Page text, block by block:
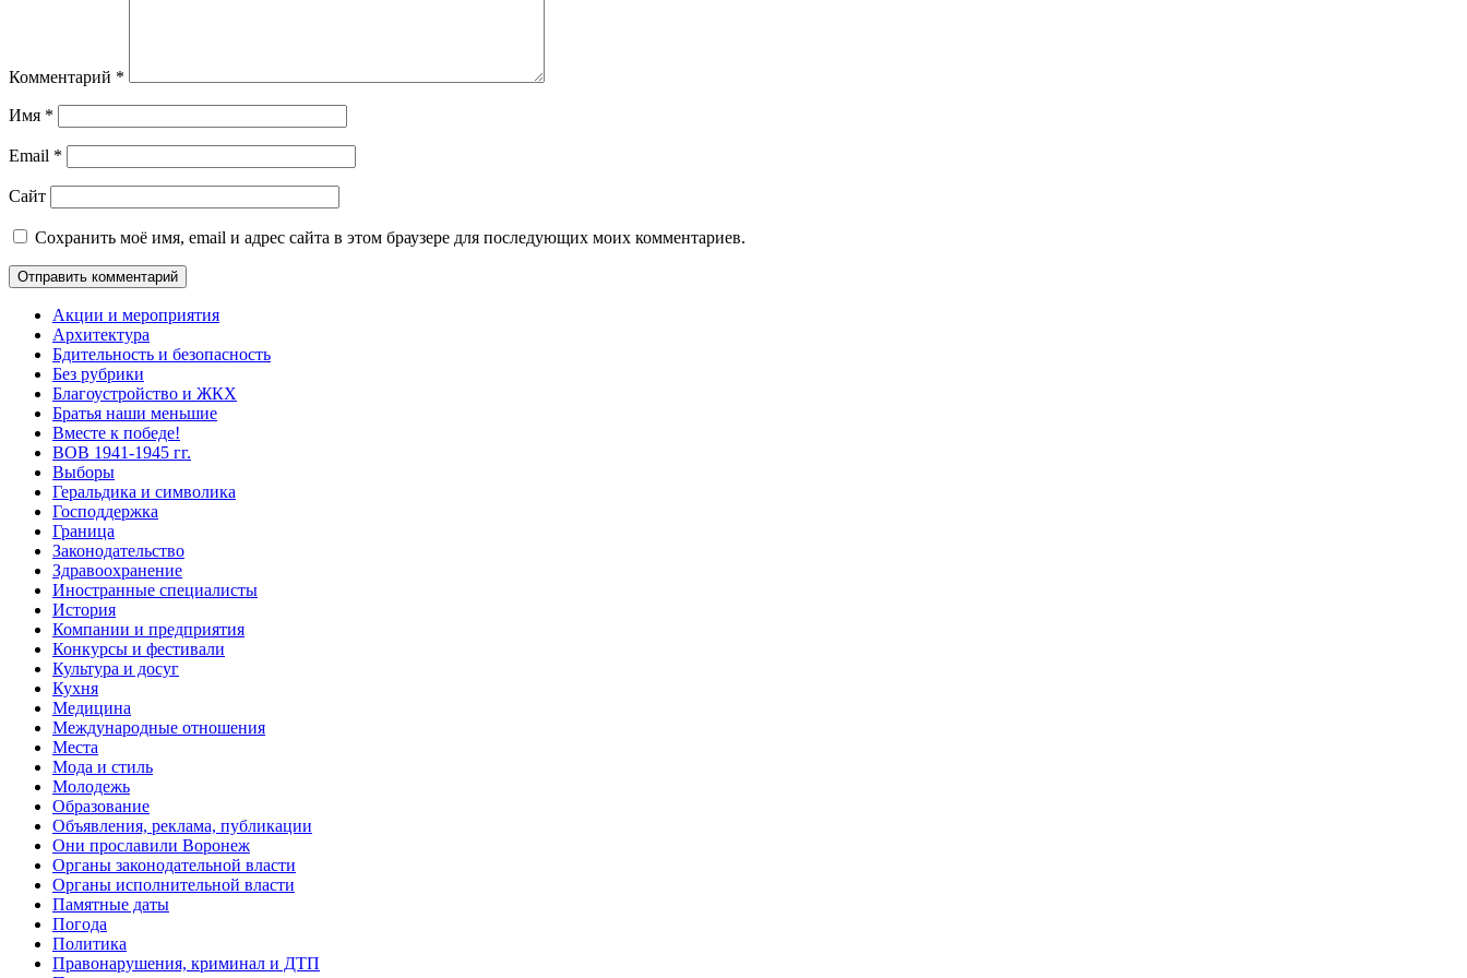
Комментарий *
Имя *
Email *
Сайт
Сохранить моё имя, email и адрес сайта в этом браузере для последующих моих комментариев.
Акции и мероприятия
Архитектура
Бдительность и безопасность
Без рубрики
Благоустройство и ЖКХ
Братья наши меньшие
Вместе к победе!
ВОВ 1941-1945 гг.
Выборы
Геральдика и символика
Господдержка
Граница
Законодательство
Здравоохранение
Иностранные специалисты
История
Компании и предприятия
Конкурсы и фестивали
Культура и досуг
Кухня
Медицина
Международные отношения
Места
Мода и стиль
Молодежь
Образование
Объявления, реклама, публикации
Они прославили Воронеж
Органы законодательной власти
Органы исполнительной власти
Памятные даты
Погода
Политика
Правонарушения, криминал и ДТП